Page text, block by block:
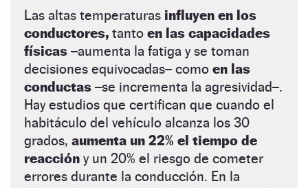
Las altas temperaturas influyen en los
conductores, tanto en las capacidades
físicas –aumenta la fatiga y se toman
decisiones equivocadas– como en las
conductas –se incrementa la agresividad–.
Hay estudios que certifican que cuando el
habitáculo del vehículo alcanza los 30
grados, aumenta un 22% el tiempo de
reacción y un 20% el riesgo de cometer
errores durante la conducción. En la